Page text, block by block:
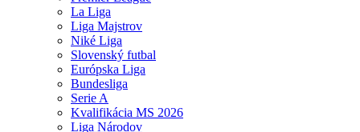
La Liga
Liga Majstrov
Niké Liga
Slovenský futbal
Európska Liga
Bundesliga
Serie A
Kvalifikácia MS 2026
Liga Národov